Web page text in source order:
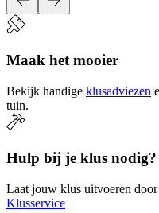
Maak het mooier
Bekijk handige klusadviezen
tuin.
Hulp bij je klus nodig?
Laat jouw klus uitvoeren
Klusservice